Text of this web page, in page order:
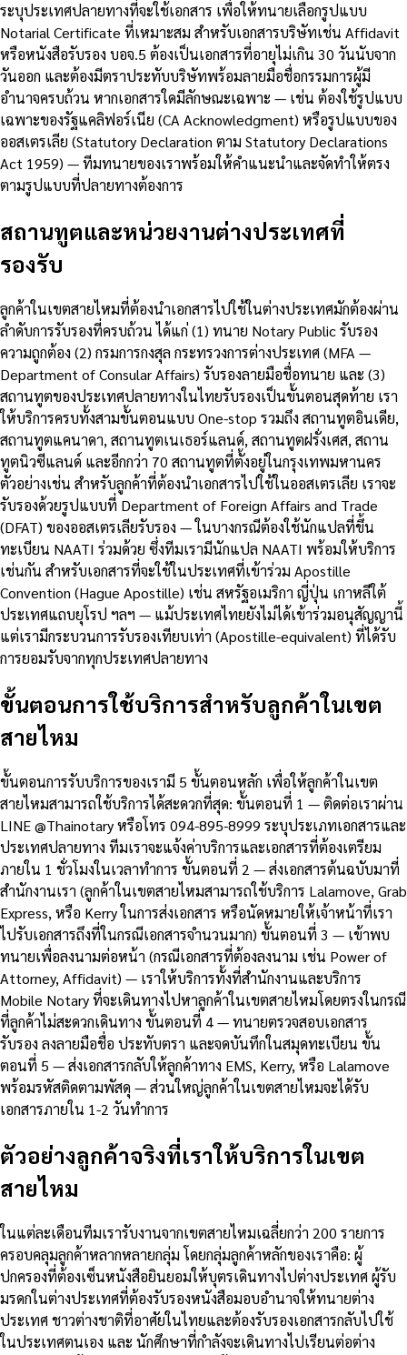
ระบุประเทศปลายทางที่จะใช้เอกสาร เพื่อให้ทนายเลือกรูปแบบ
Notarial Certificate ที่เหมาะสม สำหรับเอกสารบริษัทเช่น Affidavit
หรือหนังสือรับรอง บอจ.5 ต้องเป็นเอกสารที่อายุไม่เกิน 30 วันนับจาก
วันออก และต้องมีตราประทับบริษัทพร้อมลายมือชื่อกรรมการผู้มี
อำนาจครบถ้วน หากเอกสารใดมีลักษณะเฉพาะ — เช่น ต้องใช้รูปแบบ
เฉพาะของรัฐแคลิฟอร์เนีย (CA Acknowledgment) หรือรูปแบบของ
ออสเตรเลีย (Statutory Declaration ตาม Statutory Declarations
Act 1959) — ทีมทนายของเราพร้อมให้คำแนะนำและจัดทำให้ตรง
ตามรูปแบบที่ปลายทางต้องการ
สถานทูตและหน่วยงานต่างประเทศที่
รองรับ
ลูกค้าในเขตสายไหมที่ต้องนำเอกสารไปใช้ในต่างประเทศมักต้องผ่าน
ลำดับการรับรองที่ครบถ้วน ได้แก่ (1) ทนาย Notary Public รับรอง
ความถูกต้อง (2) กรมการกงสุล กระทรวงการต่างประเทศ (MFA —
Department of Consular Affairs) รับรองลายมือชื่อทนาย และ (3)
สถานทูตของประเทศปลายทางในไทยรับรองเป็นขั้นตอนสุดท้าย เรา
ให้บริการครบทั้งสามขั้นตอนแบบ One-stop รวมถึง สถานทูตอินเดีย,
สถานทูตแคนาดา, สถานทูตเนเธอร์แลนด์, สถานทูตฝรั่งเศส, สถาน
ทูตนิวซีแลนด์ และอีกกว่า 70 สถานทูตที่ตั้งอยู่ในกรุงเทพมหานคร
ตัวอย่างเช่น สำหรับลูกค้าที่ต้องนำเอกสารไปใช้ในออสเตรเลีย เราจะ
รับรองด้วยรูปแบบที่ Department of Foreign Affairs and Trade
(DFAT) ของออสเตรเลียรับรอง — ในบางกรณีต้องใช้นักแปลที่ขึ้น
ทะเบียน NAATI ร่วมด้วย ซึ่งทีมเรามีนักแปล NAATI พร้อมให้บริการ
เช่นกัน สำหรับเอกสารที่จะใช้ในประเทศที่เข้าร่วม Apostille
Convention (Hague Apostille) เช่น สหรัฐอเมริกา ญี่ปุ่น เกาหลีใต้
ประเทศแถบยุโรป ฯลฯ — แม้ประเทศไทยยังไม่ได้เข้าร่วมอนุสัญญานี้
แต่เรามีกระบวนการรับรองเทียบเท่า (Apostille-equivalent) ที่ได้รับ
การยอมรับจากทุกประเทศปลายทาง
ขั้นตอนการใช้บริการสำหรับลูกค้าในเขต
สายไหม
ขั้นตอนการรับบริการของเรามี 5 ขั้นตอนหลัก เพื่อให้ลูกค้าในเขต
สายไหมสามารถใช้บริการได้สะดวกที่สุด: ขั้นตอนที่ 1 — ติดต่อเราผ่าน
LINE @Thainotary หรือโทร 094-895-8999 ระบุประเภทเอกสารและ
ประเทศปลายทาง ทีมเราจะแจ้งค่าบริการและเอกสารที่ต้องเตรียม
ภายใน 1 ชั่วโมงในเวลาทำการ ขั้นตอนที่ 2 — ส่งเอกสารต้นฉบับมาที่
สำนักงานเรา (ลูกค้าในเขตสายไหมสามารถใช้บริการ Lalamove, Grab
Express, หรือ Kerry ในการส่งเอกสาร หรือนัดหมายให้เจ้าหน้าที่เรา
ไปรับเอกสารถึงที่ในกรณีเอกสารจำนวนมาก) ขั้นตอนที่ 3 — เข้าพบ
ทนายเพื่อลงนามต่อหน้า (กรณีเอกสารที่ต้องลงนาม เช่น Power of
Attorney, Affidavit) — เราให้บริการทั้งที่สำนักงานและบริการ
Mobile Notary ที่จะเดินทางไปหาลูกค้าในเขตสายไหมโดยตรงในกรณี
ที่ลูกค้าไม่สะดวกเดินทาง ขั้นตอนที่ 4 — ทนายตรวจสอบเอกสาร
รับรอง ลงลายมือชื่อ ประทับตรา และจดบันทึกในสมุดทะเบียน ขั้น
ตอนที่ 5 — ส่งเอกสารกลับให้ลูกค้าทาง EMS, Kerry, หรือ Lalamove
พร้อมรหัสติดตามพัสดุ — ส่วนใหญ่ลูกค้าในเขตสายไหมจะได้รับ
เอกสารภายใน 1-2 วันทำการ
ตัวอย่างลูกค้าจริงที่เราให้บริการในเขต
สายไหม
ในแต่ละเดือนทีมเรารับงานจากเขตสายไหมเฉลี่ยกว่า 200 รายการ
ครอบคลุมลูกค้าหลากหลายกลุ่ม โดยกลุ่มลูกค้าหลักของเราคือ: ผู้
ปกครองที่ต้องเซ็นหนังสือยินยอมให้บุตรเดินทางไปต่างประเทศ ผู้รับ
มรดกในต่างประเทศที่ต้องรับรองหนังสือมอบอำนาจให้ทนายต่าง
ประเทศ ชาวต่างชาติที่อาศัยในไทยและต้องรับรองเอกสารกลับไปใช้
ในประเทศตนเอง และ นักศึกษาที่กำลังจะเดินทางไปเรียนต่อต่าง